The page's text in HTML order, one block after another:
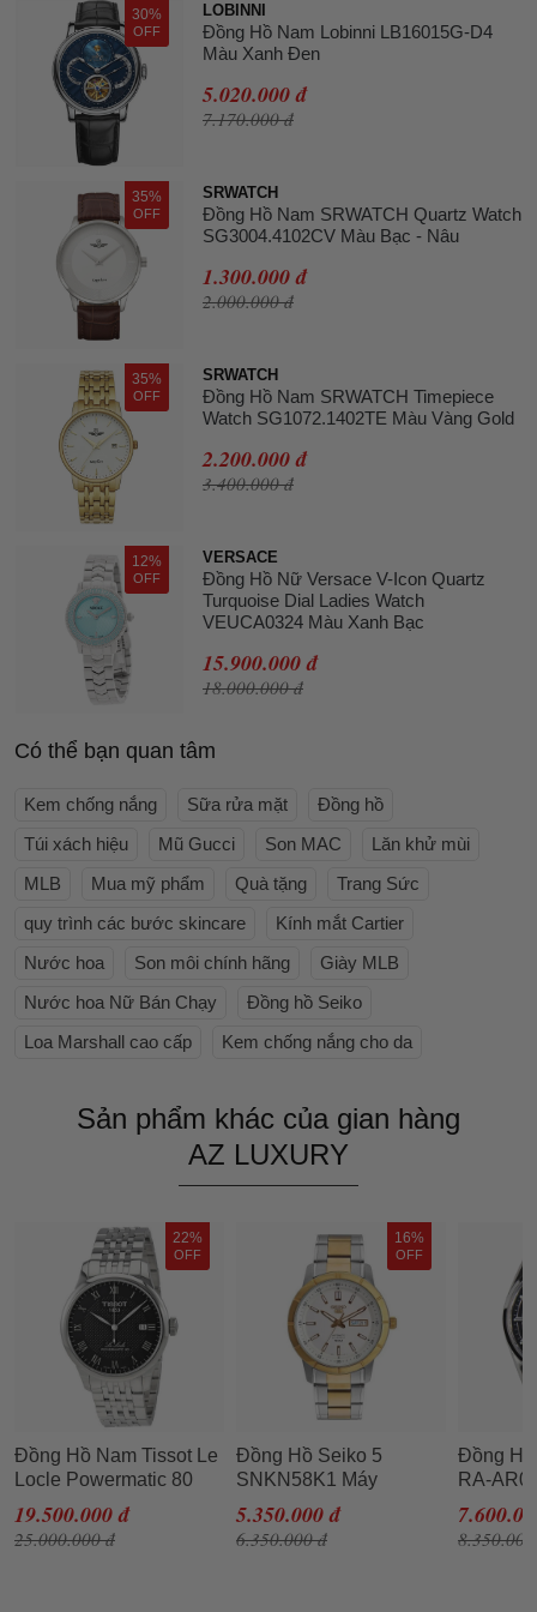
30%
OFF
LOBINNI
Đồng Hồ Nam Lobinni LB16015G-D4
Màu Xanh Đen
5.020.000 đ
7.170.000 đ
35%
OFF
SRWATCH
Đồng Hồ Nam SRWATCH Quartz Watch
SG3004.4102CV Màu Bạc - Nâu
1.300.000 đ
2.000.000 đ
35%
OFF
SRWATCH
Đồng Hồ Nam SRWATCH Timepiece
Watch SG1072.1402TE Màu Vàng Gold
2.200.000 đ
3.400.000 đ
12%
OFF
VERSACE
Đồng Hồ Nữ Versace V-Icon Quartz
Turquoise Dial Ladies Watch
VEUCA0324 Màu Xanh Bạc
15.900.000 đ
18.000.000 đ
Có thể bạn quan tâm
Kem chống nắng Sữa rửa mặt
Đồng hồ
Túi xách hiệu
Mũ Gucci Son MAC
Lăn khử mùi
MLB
Mua mỹ phẩm Quà tặng
Trang Sức
quy trình các bước skincare
Kính mắt Cartier
Nước hoa
Son môi chính hãng
Giày MLB
Nước hoa Nữ Bán Chạy
Đồng hồ Seiko
Loa Marshall cao cấp
Kem chống nắng cho da
Sản phẩm khác của gian hàng
AZ LUXURY
22%
OFF
Đồng Hồ Nam Tissot Le
Locle Powermatic 80
Automatic
T006.407.11.053.00
Màu Bạc
19.500.000 đ
25.000.000 đ
16%
OFF
Đồng Hồ Seiko 5
SNKN58K1 Máy
Automatic Cho Nam
5.350.000 đ
6.350.000 đ
Đồng Hồ
RA-
Đen Bạc